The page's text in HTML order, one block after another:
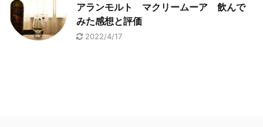
アランモルト マクリームーア 飲んで
みた感想と評価
2022/4/17